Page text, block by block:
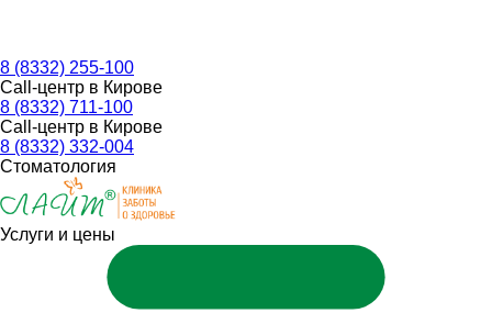
8 (8332) 255-100
Call-центр в Кирове
8 (8332) 711-100
Call-центр в Кирове
8 (8332) 332-004
Стоматология
Услуги и цены